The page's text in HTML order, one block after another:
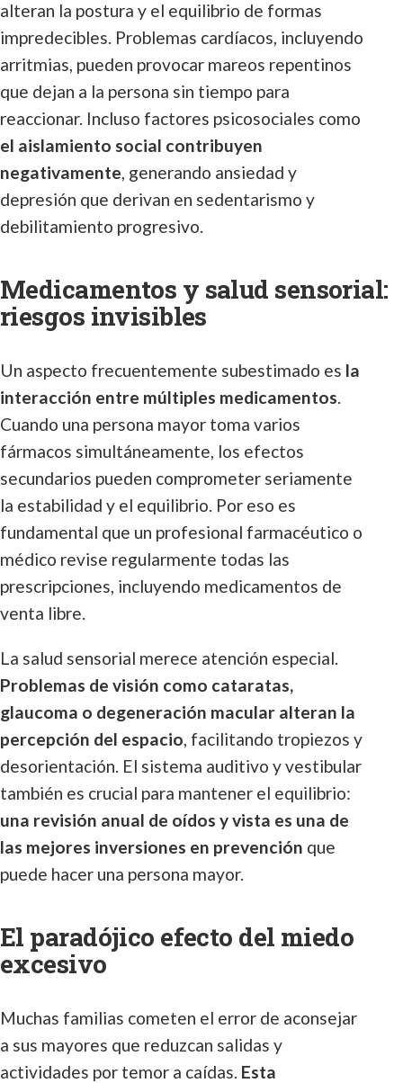
alteran la postura y el equilibrio de formas
impredecibles. Problemas cardíacos, incluyendo
arritmias, pueden provocar mareos repentinos
que dejan a la persona sin tiempo para
reaccionar. Incluso factores psicosociales como
el aislamiento social contribuyen
negativamente, generando ansiedad y
depresión que derivan en sedentarismo y
debilitamiento progresivo.
Medicamentos y salud sensorial:
riesgos invisibles
Un aspecto frecuentemente subestimado es la
interacción entre múltiples medicamentos.
Cuando una persona mayor toma varios
fármacos simultáneamente, los efectos
secundarios pueden comprometer seriamente
la estabilidad y el equilibrio. Por eso es
fundamental que un profesional farmacéutico o
médico revise regularmente todas las
prescripciones, incluyendo medicamentos de
venta libre.
La salud sensorial merece atención especial.
Problemas de visión como cataratas,
glaucoma o degeneración macular alteran la
percepción del espacio, facilitando tropiezos y
desorientación. El sistema auditivo y vestibular
también es crucial para mantener el equilibrio:
una revisión anual de oídos y vista es una de
las mejores inversiones en prevención que
puede hacer una persona mayor.
El paradójico efecto del miedo
excesivo
Muchas familias cometen el error de aconsejar
a sus mayores que reduzcan salidas y
actividades por temor a caídas. Esta